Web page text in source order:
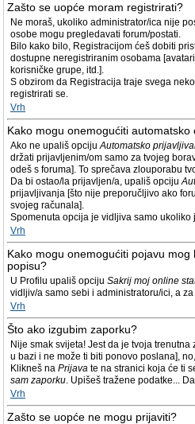
Zašto se uopće moram registrirati?
Ne moraš, ukoliko administrator/ica nije
osobe mogu pregledavati forum/postati.
Bilo kako bilo, Registracijom ćeš dobiti
dostupne neregistriranim osobama
korisničke grupe, itd.].
S obzirom da Registracija traje svega
registrirati se.
Vrh
Kako mogu onemogućiti
Ako ne upališ opcijuAutomatsko
držati prijavljenim/om samo za tvojeg
odeš s foruma]. To sprečava zlouporabu
Da bi ostao/la prijavljen/a, upališ opciju
prijavljivanja [što nije preporučljivo ako
svojeg računala].
Spomenuta opcija je vidljiva samo
Vrh
Kako mogu onemogućiti pojavu
popisu?
U Profilu upališ opciju Sakrij moj online
vidljiv/a samo sebi i administratoru/ici, a
Vrh
Što ako izgubim zaporku?
Nije smak svijeta! Jest da je tvoja
u bazi i ne može ti biti ponovo poslana],
Klikneš na Prijava te na stranici koja će ti
sam zaporku. Upišeš tražene podatke...
Vrh
Zašto se uopće ne mogu prijaviti?